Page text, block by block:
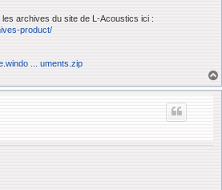
archives du site de L-Acoustics ici :
product/
... uments.zip